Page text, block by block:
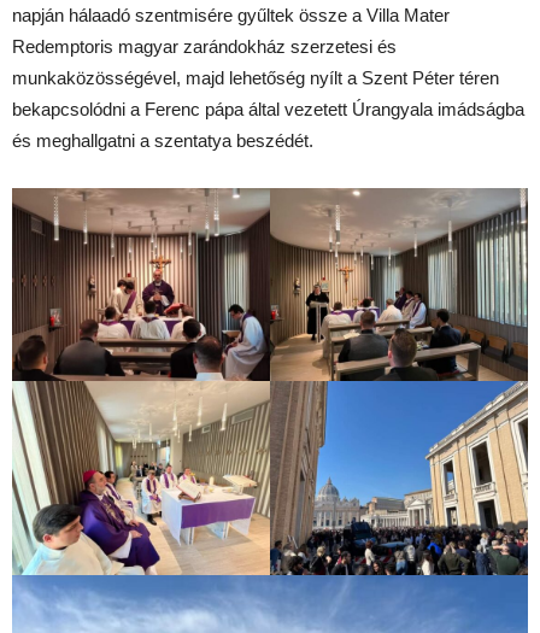
napján hálaadó szentmisére gyűltek össze a Villa Mater
Redemptoris magyar zarándokház szerzetesi és
munkaközösségével, majd lehetőség nyílt a Szent Péter téren
bekapcsolódni a Ferenc pápa által vezetett Úrangyala imádságba
és meghallgatni a szentatya beszédét.